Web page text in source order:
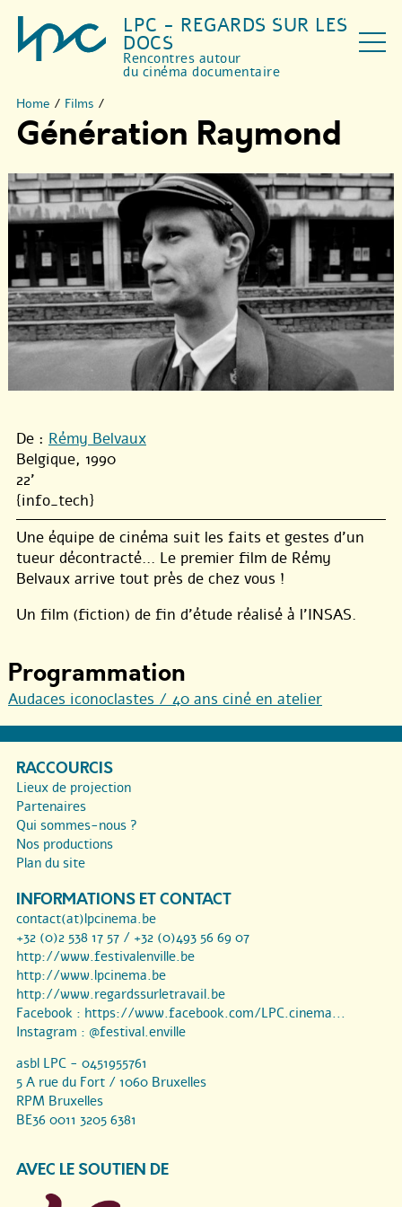
LPC - REGARDS SUR LES
DOCS
Rencontres autour
du cinéma documentaire
Home / Films /
Génération Raymond
De : Rémy Belvaux
Belgique, 1990
22'
{info_tech}
Une équipe de cinéma suit les faits et gestes d’un
tueur décontracté… Le premier film de Rémy
Belvaux arrive tout près de chez vous !
Un film (fiction) de fin d’étude réalisé à l’INSAS.
Programmation
Audaces iconoclastes / 40 ans ciné en atelier
RACCOURCIS
Lieux de projection
Partenaires
Qui sommes-nous ?
Nos productions
Plan du site
INFORMATIONS ET CONTACT
contact(at)lpcinema.be
+32 (0)2 538 17 57 / +32 (0)493 56 69 07
http://www.festivalenville.be
http://www.lpcinema.be
http://www.regardssurletravail.be
Facebook : https://www.facebook.com/LPC.cinema...
Instagram : @festival.enville
asbl LPC - 0451955761
5 A rue du Fort / 1060 Bruxelles
RPM Bruxelles
BE36 0011 3205 6381
AVEC LE SOUTIEN DE